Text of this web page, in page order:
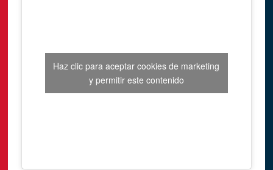
Haz clic para aceptar cookies de marketing
y permitir este contenido